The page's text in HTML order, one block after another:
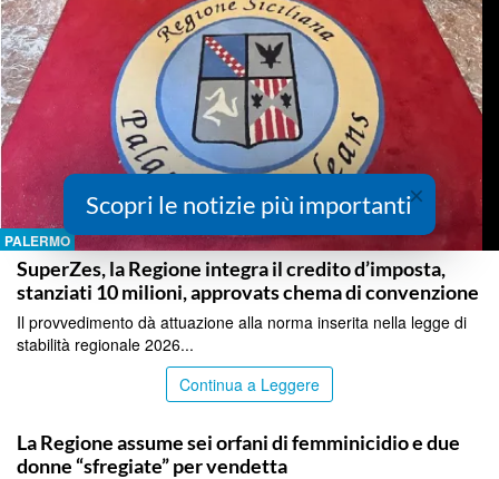
PALERMO
SuperZes, la Regione integra il credito d’imposta,
stanziati 10 milioni, approvats chema di convenzione
Il provvedimento dà attuazione alla norma inserita nella legge di
stabilità regionale 2026...
Continua a Leggere
La Regione assume sei orfani di femminicidio e due
donne “sfregiate” per vendetta
×
Scopri le notizie più importanti